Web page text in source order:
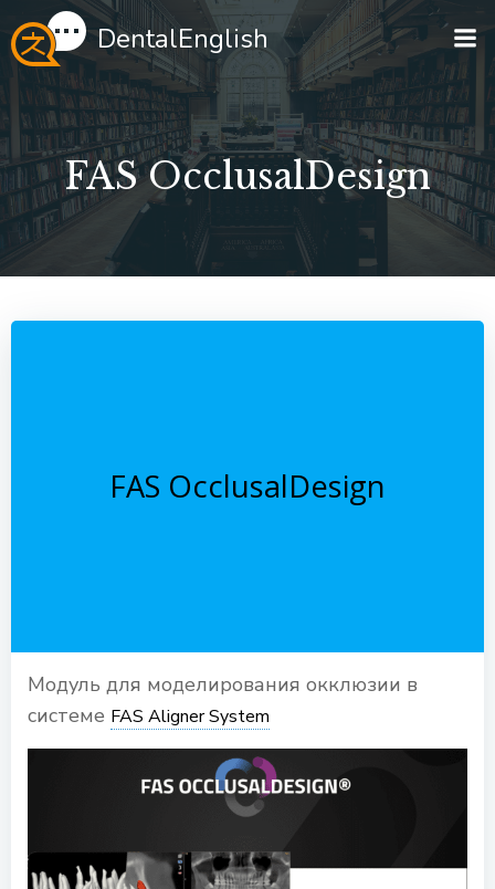
Перейти
к
содержимому
DentalEnglish
FAS OcclusalDesign
FAS OcclusalDesign
Модуль для моделирования окклюзии в
системе FAS Aligner System